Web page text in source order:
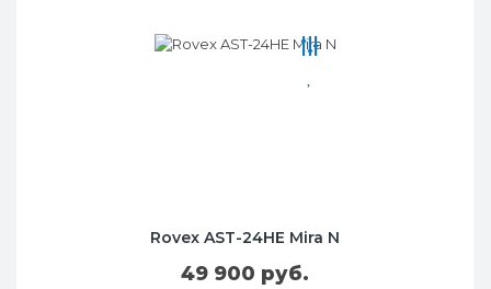
Rovex AST-24HE Mira N
49 900 руб.